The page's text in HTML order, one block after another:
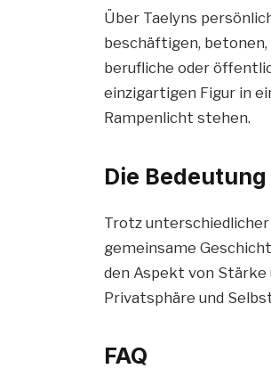
Über Taelyns
beschäftigen,
berufliche oder
einzigartigen Figur in
Rampenlicht stehen.
Die
Trotz
gemeinsame
den Aspekt von Stärke
Privatsphäre und
FAQ